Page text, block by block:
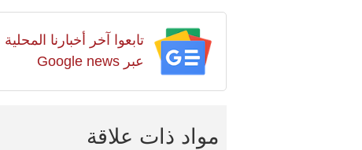
تابعوا آخر أخبارنا
عبر Google news
مواد ذات علاقة